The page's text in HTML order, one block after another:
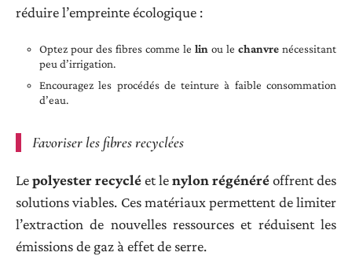
réduire l’empreinte écologique :
Optez pour des fibres comme le lin ou le chanvre nécessitant
peu d’irrigation.
Encouragez les procédés de teinture à faible consommation
d’eau.
Favoriser les fibres recyclées
Lepolyester recycléet lenylon régénéréoffrent des
solutions viables. Ces matériaux permettent de limiter
l’extraction de nouvelles ressources et réduisent les
émissions de gaz à effet de serre.